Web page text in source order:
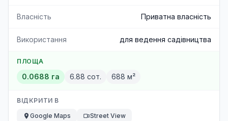
Власність Приватна власність
Використання для ведення садівництва
ПЛОЩА
0.0688 га 6.88 сот. 688 м²
ВІДКРИТИ В
Google Maps
Street View